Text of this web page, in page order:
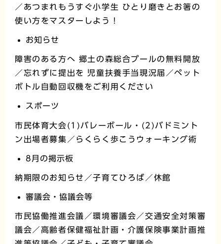
／あつまれもうすぐ小学生 ひとり磨きとお箸の
使い方をマスターしよう！
お知らせ
障害のある方へ 郷土の森総合プールの無料開放
／忘れずに提出を 児童扶養手当現況届／ペット
ボトル自動回収機をご利用ください
スポーツ
市民体育大会(1)バレーボール・(2)バドミント
ン出場者募集／らくらく歩こうウォーキング術
8月の掲示板
納期限のお知らせ／子育てひろば／休館
審議会・協議会等
市民協働推進会議／環境審議会／交通安全対策審
議会／高齢者保健福祉計画・介護保険事業計画推